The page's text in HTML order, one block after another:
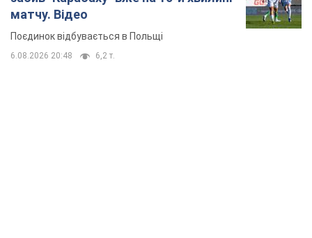
матчу. Відео
Поєдинок відбувається в Польщі
6.08.2026 20:48 6,2 т.